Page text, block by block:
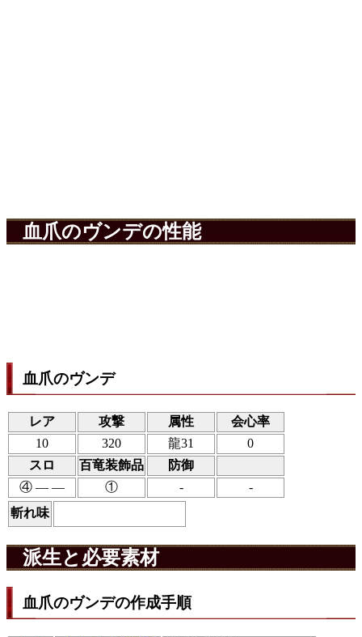
血爪のヴンデの性能
血爪のヴンデ
レア 攻撃 属性
会心率
10
320 龍31
0
スロ
百竜装飾品
防御
④ ― ―
① -
-
斬れ味
派生と必要素材
血爪のヴンデの作成手順